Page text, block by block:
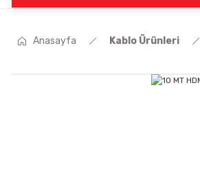
Anasayfa Kablo Ürünleri